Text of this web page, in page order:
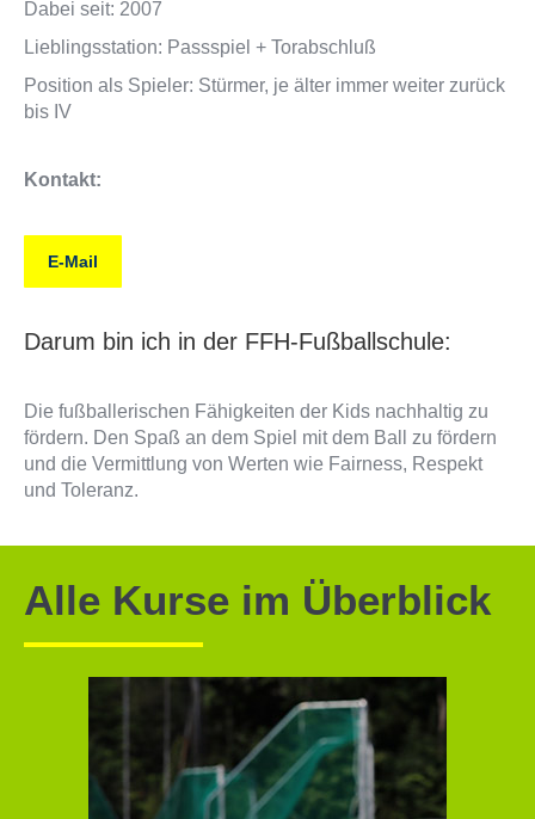
Dabei seit: 2007
Lieblingsstation: Passspiel + Torabschluß
Position als Spieler: Stürmer, je älter immer weiter zurück
bis IV
Kontakt:
E-Mail
Darum bin ich in der FFH-Fußballschule:
Die fußballerischen Fähigkeiten der Kids nachhaltig zu
fördern. Den Spaß an dem Spiel mit dem Ball zu fördern
und die Vermittlung von Werten wie Fairness, Respekt
und Toleranz.
Alle Kurse im Überblick